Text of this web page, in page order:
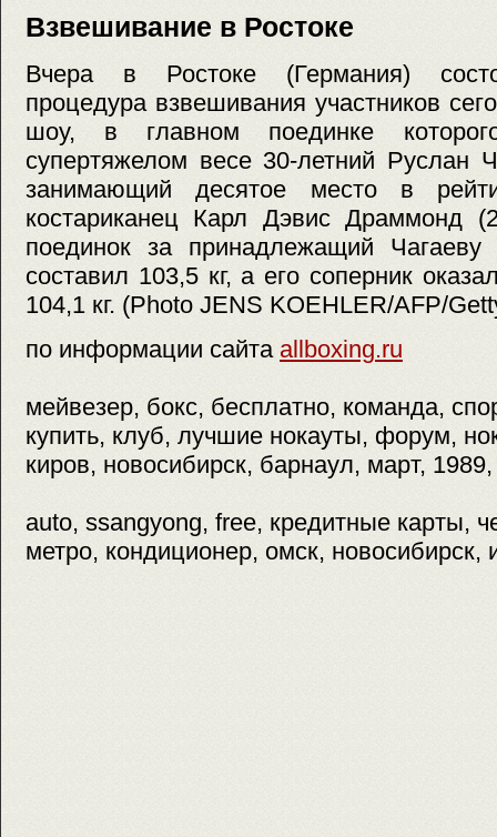
Взвешивание в Ростоке
Вчера в Ростоке (Германия)
процедура взвешивания участников
шоу, в главном поединке
супертяжелом весе 30-летний Руслан
занимающий десятое место в
костариканец Карл Дэвис Драммонд
поединок за принадлежащий
составил 103,5 кг, а его соперник
104,1 кг. (Photo JENS KOEHLER/AFP/
по информации сайта allboxing.ru
мейвезер, бокс, бесплатно, команда,
купить, клуб, лучшие нокауты, форум,
киров, новосибирск, барнаул, март,
auto, ssangyong, free, кредитные карты,
метро, кондиционер, омск, новосибирск,